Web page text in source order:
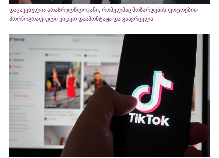
დაკავებულია არასრულწლოვანი, რომელმაც მოზარდების ფოტოებით
პორნოგრაფიული ვიდეო დაამონტაჟა და გაავრცელა